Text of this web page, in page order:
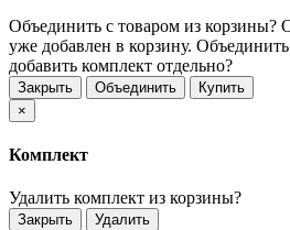
Объединить с товаром из корзины?
уже добавлен в корзину.
добавить комплект отдельно?
Закрыть Объединить
Купить
×
Комплект
Удалить комплект из корзины?
Закрыть Удалить